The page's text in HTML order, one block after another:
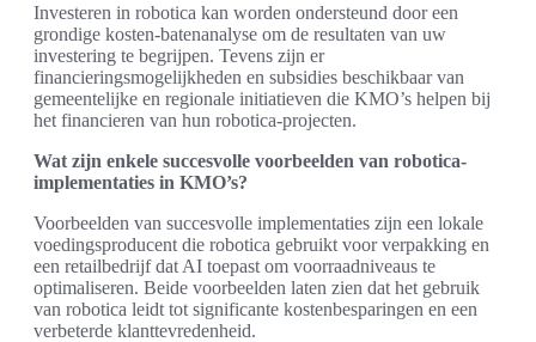
Investeren in robotica kan worden ondersteund door een
grondige kosten-batenanalyse om de resultaten van uw
investering te begrijpen. Tevens zijn er
financieringsmogelijkheden en subsidies beschikbaar van
gemeentelijke en regionale initiatieven die KMO’s helpen bij
het financieren van hun robotica-projecten.
Wat zijn enkele succesvolle voorbeelden van robotica-
implementaties in KMO’s?
Voorbeelden van succesvolle implementaties zijn een lokale
voedingsproducent die robotica gebruikt voor verpakking en
een retailbedrijf dat AI toepast om voorraadniveaus te
optimaliseren. Beide voorbeelden laten zien dat het gebruik
van robotica leidt tot significante kostenbesparingen en een
verbeterde klanttevredenheid.